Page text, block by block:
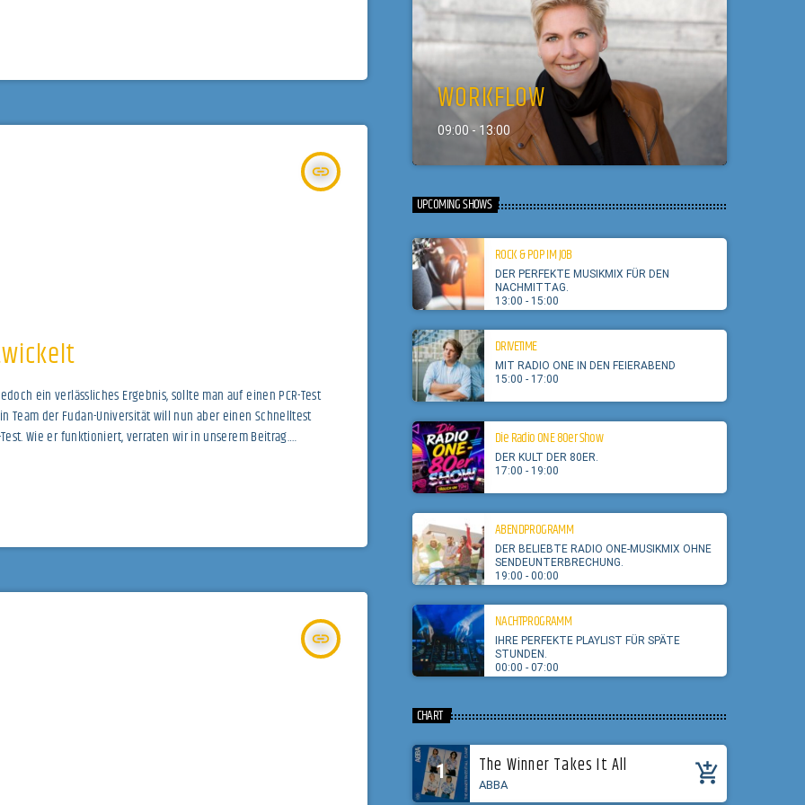
insert_link
ein verlässliches Ergebnis, sollte man auf einen PCR-Test
Team der Fudan-Universität will nun aber einen Schnelltest
Wie er funktioniert, verraten wir in unserem Beitrag.
schnelltest
insert_link
WORKFLOW
09:00 - 13:00
UPCOMING SHOWS
ROCK & POP IM JOB
DER PERFEKTE MUSIKMIX FÜR DEN
NACHMITTAG.
13:00 - 15:00
DRIVETIME
MIT RADIO ONE IN DEN FEIERABEND
15:00 - 17:00
Die Radio ONE 80er Show
DER KULT DER 80ER.
17:00 - 19:00
ABENDPROGRAMM
DER BELIEBTE RADIO ONE-MUSIKMIX OHNE
SENDEUNTERBRECHUNG.
19:00 - 00:00
NACHTPROGRAMM
IHRE PERFEKTE PLAYLIST FÜR SPÄTE
STUNDEN.
00:00 - 07:00
CHART
1 The Winner Takes It All
ABBA add_shopping_cart